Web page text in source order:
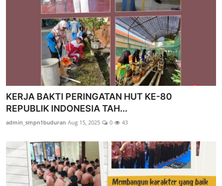
KERJA BAKTI PERINGATAN HUT KE-80
REPUBLIK INDONESIA TAH...
admin_smpn1buduran Aug 15, 2025 0 43